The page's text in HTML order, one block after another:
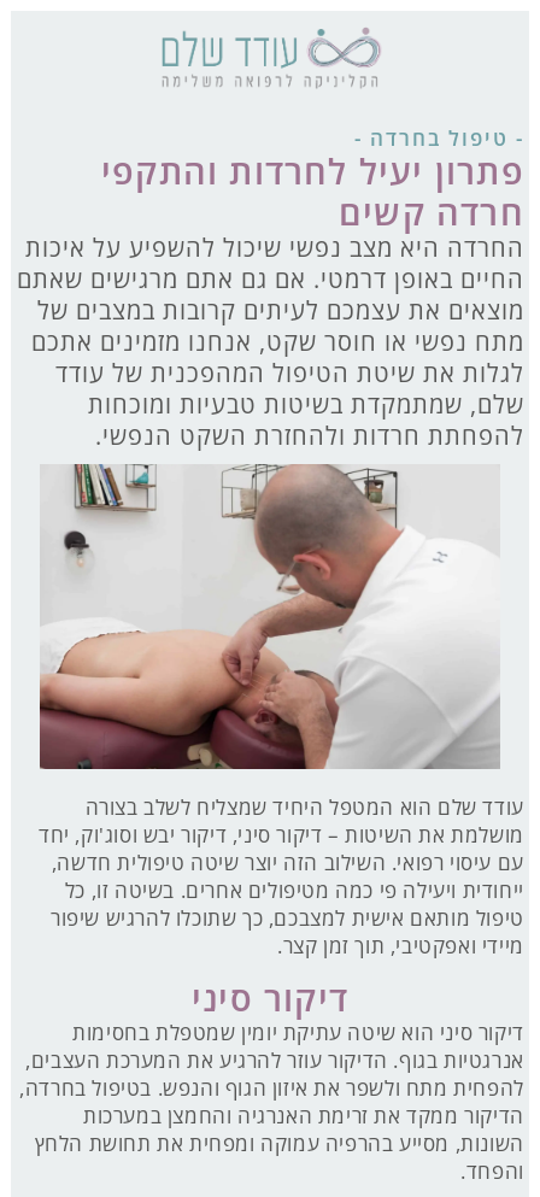
- טיפול בחרדה -
פתרון יעיל לחרדות והתקפי
חרדה קשים
החרדה היא מצב נפשי שיכול להשפיע על איכות
החיים באופן דרמטי. אם גם אתם מרגישים שאתם
מוצאים את עצמכם לעיתים קרובות במצבים של
מתח נפשי או חוסר שקט, אנחנו מזמינים אתכם
לגלות את שיטת הטיפול המהפכנית של עודד
שלם, שמתמקדת בשיטות טבעיות ומוכחות
להפחתת חרדות ולהחזרת השקט הנפשי.
עודד שלם הוא המטפל היחיד שמצליח לשלב בצורה
מושלמת את השיטות – דיקור סיני, דיקור יבש וסוג'וק, יחד
עם עיסוי רפואי. השילוב הזה יוצר שיטה טיפולית חדשה,
ייחודית ויעילה פי כמה מטיפולים אחרים. בשיטה זו, כל
טיפול מותאם אישית למצבכם, כך שתוכלו להרגיש שיפור
מיידי ואפקטיבי, תוך זמן קצר.
דיקור סיני
דיקור סיני הוא שיטה עתיקת יומין שמטפלת בחסימות
אנרגטיות בגוף. הדיקור עוזר להרגיע את המערכת העצבים,
להפחית מתח ולשפר את איזון הגוף והנפש. בטיפול בחרדה,
הדיקור ממקד את זרימת האנרגיה והחמצן במערכות
השונות, מסייע בהרפיה עמוקה ומפחית את תחושת הלחץ
והפחד.